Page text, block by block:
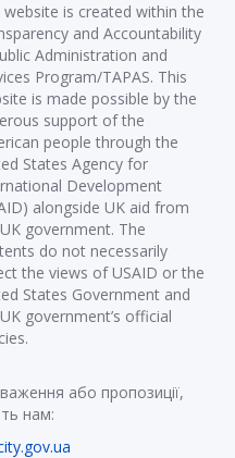
website is created within the
and Accountability
Administration and
Program/TAPAS. This
is made possible by the
support of the
people through the
States Agency for
Development
alongside UK aid from
government. The
do not necessarily
the views of USAID or the
States Government and
government’s official
або пропозиції,
нам: